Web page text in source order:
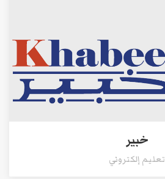
خبير
تعليم إلكتروني